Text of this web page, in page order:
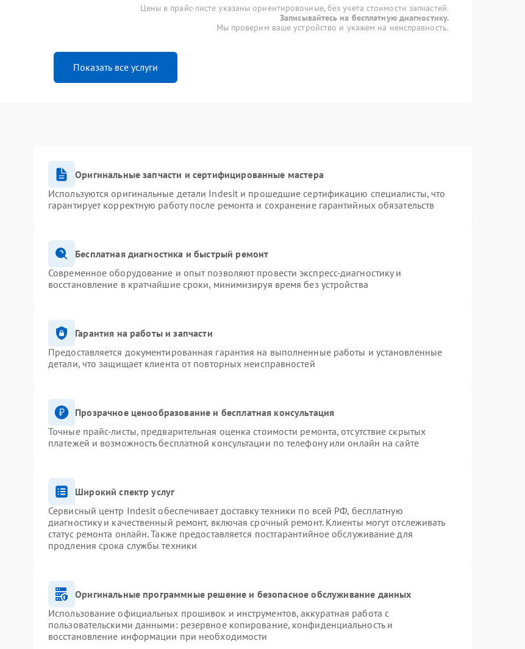
Цены в прайс-листе указаны ориентировочные, без учета стоимости запчастей.
Записывайтесь на бесплатную диагностику.
Мы проверим ваше устройство и укажем на неисправность.
Показать все услуги
Оригинальные запчасти и сертифицированные мастера
Используются оригинальные детали Indesit и прошедшие сертификацию специалисты, что
гарантирует корректную работу после ремонта и сохранение гарантийных обязательств
Бесплатная диагностика и быстрый ремонт
Современное оборудование и опыт позволяют провести экспресс-диагностику и
восстановление в кратчайшие сроки, минимизируя время без устройства
Гарантия на работы и запчасти
Предоставляется документированная гарантия на выполненные работы и установленные
детали, что защищает клиента от повторных неисправностей
Прозрачное ценообразование и бесплатная консультация
Точные прайс-листы, предварительная оценка стоимости ремонта, отсутствие скрытых
платежей и возможность бесплатной консультации по телефону или онлайн на сайте
Широкий спектр услуг
Сервисный центр Indesit обеспечивает доставку техники по всей РФ, бесплатную
диагностику и качественный ремонт, включая срочный ремонт. Клиенты могут отслеживать
статус ремонта онлайн. Также предоставляется постгарантийное обслуживание для
продления срока службы техники
Оригинальные программные решение и безопасное обслуживание данных
Использование официальных прошивок и инструментов, аккуратная работа с
пользовательскими данными: резервное копирование, конфиденциальность и
восстановление информации при необходимости